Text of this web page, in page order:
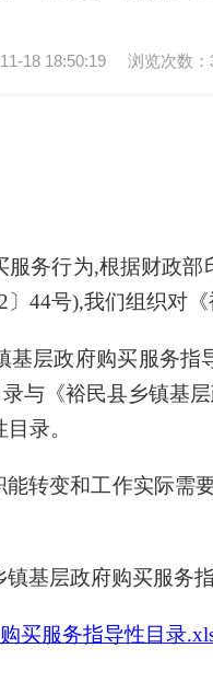
18 18:50:19 浏览次数：
服务行为,根据财政部
44号),我们组织对
基层政府购买服务指
录与《裕民县乡镇
录。
转变和工作实际需
基层政府购买服务
买服务指导性目录